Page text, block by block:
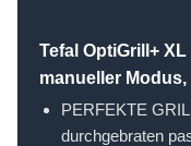
Tefal OptiGrill+
manueller Modus,
PERFEKTE
durchgebraten